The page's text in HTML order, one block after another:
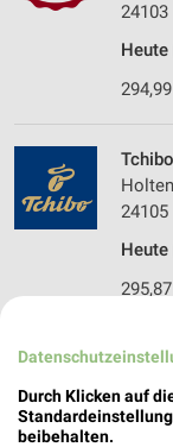
24103
Heute
24105
Heute
24105
Durch Klicken auf
beibehalten.